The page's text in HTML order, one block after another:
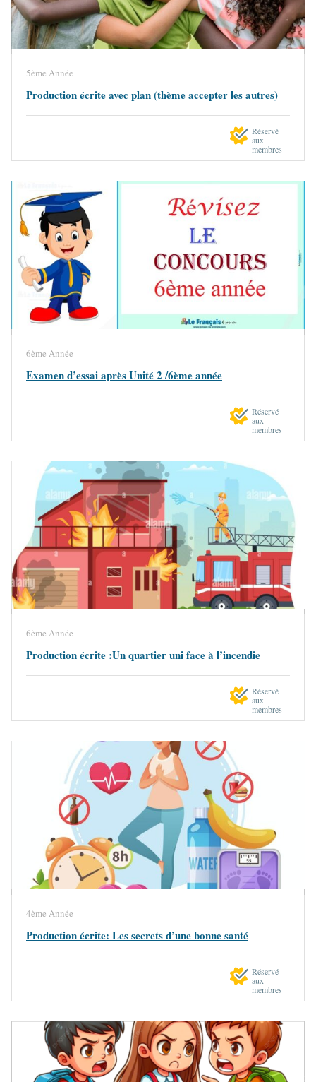
5ème Année
Production écrite avec plan (thème accepter les autres)
Réservé
aux
membres
6ème Année
Examen d’essai après Unité 2 /6ème année
Réservé
aux
membres
6ème Année
Production écrite :Un quartier uni face à l’incendie
Réservé
aux
membres
4ème Année
Production écrite: Les secrets d’une bonne santé
Réservé
aux
membres